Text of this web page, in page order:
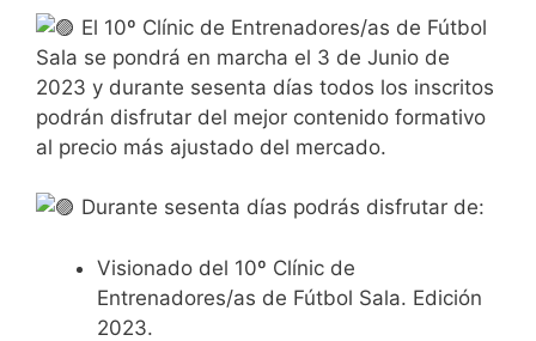
El 10º Clínic de Entrenadores/as de Fútbol
Sala se pondrá en marcha el 3 de Junio de
2023 y durante sesenta días todos los inscritos
podrán disfrutar del mejor contenido formativo
al precio más ajustado del mercado.
Durante sesenta días podrás disfrutar de:
Visionado del 10º Clínic de
Entrenadores/as de Fútbol Sala. Edición
2023.